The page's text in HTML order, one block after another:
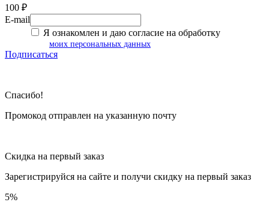
100 ₽
E-mail
Я ознакомлен и даю согласие на обработку
моих персональных данных
Подписаться
Спасибо!
Промокод отправлен на указанную почту
Скидка на первый заказ
Зарегистрируйся на сайте и получи скидку на первый заказ
5%